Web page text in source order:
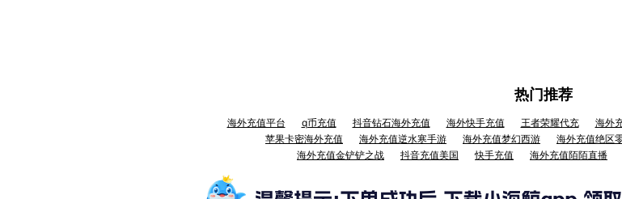
热门推荐
海外充值平台 q币充值 抖音钻石海外充值 海外快手充值 王者荣耀代充 海外
苹果卡密海外充值
海外充值逆水寒手游 海外充值梦幻西游 海外充值绝区
海外充值金铲铲之战
抖音充值美国 快手充值 海外充值陌陌直播